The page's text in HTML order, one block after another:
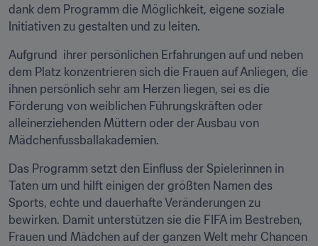
dank dem Programm die Möglichkeit, eigene soziale
Initiativen zu gestalten und zu leiten.
Aufgrund  ihrer persönlichen Erfahrungen auf und neben
dem Platz konzentrieren sich die Frauen auf Anliegen, die
ihnen persönlich sehr am Herzen liegen, sei es die
Förderung von weiblichen Führungskräften oder
alleinerziehenden Müttern oder der Ausbau von
Mädchenfussballakademien.
Das Programm setzt den Einfluss der Spielerinnen in
Taten um und hilft einigen der größten Namen des
Sports, echte und dauerhafte Veränderungen zu
bewirken. Damit unterstützen sie die FIFA im Bestreben,
Frauen und Mädchen auf der ganzen Welt mehr Chancen